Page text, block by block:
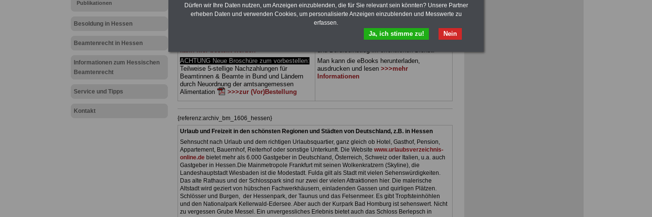
Publikationen
Besoldung in Hessen
Beamtenrecht in Hessen
Informationen zum Hessischen
Beamtenrecht
Service und Tipps
Kontakt
(Bund/Länder) sowie Beihilferecht in Bund und
Ländern. Alle drei Ratgeber sind übersichtlich
kann hier bestellt werden
ACHTUNG Neue Broschüre zum vorbestellen:
Teilweise 5-stellige Nachzahlungen für
Beamtinnen & Beamte in Bund und Ländern
durch Neuordnung der amtsangemessen
Alimentation
>>>zur (Vor)Bestellung
können Sie zehn Bücher als eBook
herunterladen, auch für Beschäftigte des
Landes Hessen
geeignet: die Bücher
behandeln Beamtenrecht, Besoldung, Beihilfe,
Beamtenversorgung, Rund ums Geld,
und Berufseinstieg im öffentlichen Dienst.
Man kann die eBooks herunterladen,
ausdrucken und lesen >>>mehr
Informationen
{referenz:archiv_bm_1606_hessen}
Urlaub und Freizeit in den schönsten Regionen und Städten von Deutschland, z.B. in Hessen
Sehnsucht nach Urlaub und dem richtigen Urlaubsquartier, ganz gleich ob Hotel, Gasthof, Pension,
Appartement, Bauernhof, Reiterhof oder sonstige Unterkunft. Die Website www.urlaubsverzeichnis-
online.debietet mehr als 6.000 Gastgeber in Deutschland, Österreich, Schweiz oder Italien, u.a. auch
Gastgeber in Hessen.Die Mainmetropole Frankfurt mit seinen Wolkenkratzern (Skyline), die
Landeshauptstadt Wiesbaden ist die Modestadt. Fulda gilt als Stadt mit vielen Sehenswürdigkeiten.
Das alte Rathaus und der Schlosspark sind nur zwei der vielen Attraktionen hier. Die malerische
Altstadt wird geziert von hübschen Fachwerkhäusern, einladenden Gassen und quirligen Plätzen.
Schlösser und Burgen, der Hessenpark, der Taunus und das Felsenmeer. Es gibt Tropfsteinhöhlen
und den Nationalpark Kellerwald-Edersee. Aber auch der Kurpark Bad Homburg ist sehenswert. Nicht
zu vergessen Grube Messel. Ein unvergessliches Erlebnis bietet auch das Schloss Berlepsch in
Dürfen wir Ihre Daten nutzen, um Anzeigen einzublenden, die für Sie relevant sein könnten? Unsere Partner
erheben Daten und verwenden Cookies, um personalisierte Anzeigen einzublenden und Messwerte zu
erfassen.
Nein
Ja, ich stimme zu!